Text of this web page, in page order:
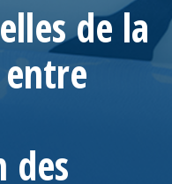
de la
des